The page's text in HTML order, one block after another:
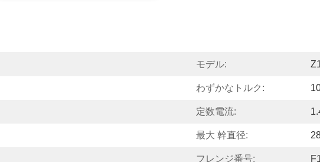
モデル:
わずかなトルク:
定数電流:
最大 幹直径:
フレンジ番号: